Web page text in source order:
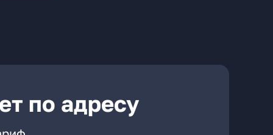
по адресу